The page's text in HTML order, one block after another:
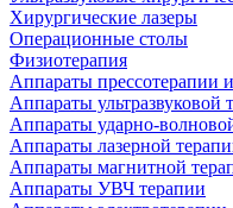
Хирургические лазеры
Операционные столы
Физиотерапия
Аппараты прессотерапии
Аппараты ультразвуковой
Аппараты ударно-
Аппараты лазерной
Аппараты магнитной
Аппараты УВЧ терапии